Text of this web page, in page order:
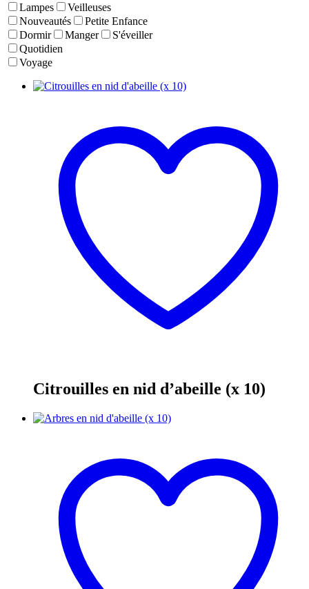
Lampes
Veilleuses
Nouveautés
Petite Enfance
Dormir
Manger
S'éveiller
Quotidien
Voyage
Citrouilles en nid d’abeille (x 10)